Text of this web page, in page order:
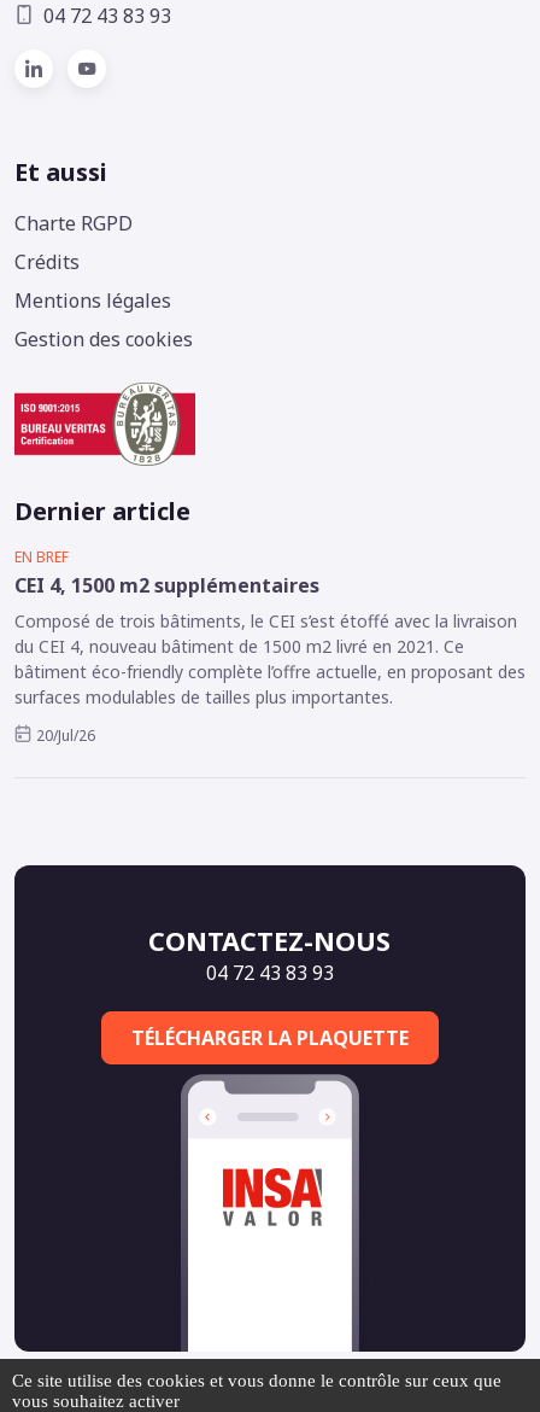
04 72 43 83 93
Et aussi
Footer
Charte RGPD
Crédits
Mentions légales
Gestion des cookies
Dernier article
EN BREF
CEI 4, 1500 m2 supplémentaires
Composé de trois bâtiments, le CEI s’est étoffé avec la livraison
du CEI 4, nouveau bâtiment de 1500 m2 livré en 2021. Ce
bâtiment éco-friendly complète l’offre actuelle, en proposant des
surfaces modulables de tailles plus importantes.
20/Jul/26
CONTACTEZ-NOUS
04 72 43 83 93
TÉLÉCHARGER LA PLAQUETTE
Ce site utilise des cookies et vous donne le contrôle sur ceux que
vous souhaitez activer